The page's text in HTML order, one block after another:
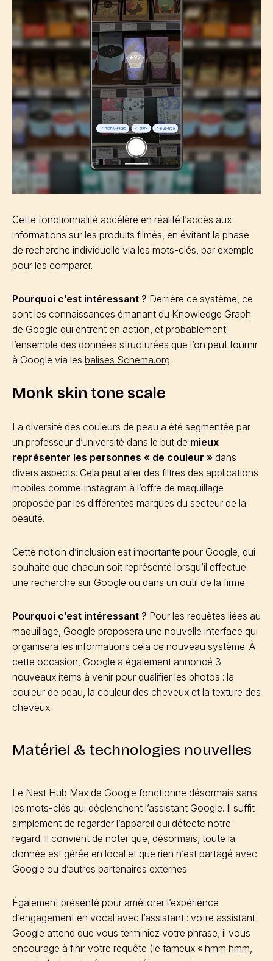
Cette fonctionnalité accélère en réalité l’accès aux
informations sur les produits filmés, en évitant la phase
de recherche individuelle via les mots-clés, par exemple
pour les comparer.
Pourquoi c’est intéressant ? Derrière ce système, ce
sont les connaissances émanant du Knowledge Graph
de Google qui entrent en action, et probablement
l’ensemble des données structurées que l’on peut fournir
à Google via les balises Schema.org.
Monk skin tone scale
La diversité des couleurs de peau a été segmentée par
un professeur d’université dans le but de mieux
représenter les personnes « de couleur » dans
divers aspects. Cela peut aller des filtres des applications
mobiles comme Instagram à l’offre de maquillage
proposée par les différentes marques du secteur de la
beauté.
Cette notion d’inclusion est importante pour Google, qui
souhaite que chacun soit représenté lorsqu’il effectue
une recherche sur Google ou dans un outil de la firme.
Pourquoi c’est intéressant ? Pour les requêtes liées au
maquillage, Google proposera une nouvelle interface qui
organisera les informations cela ce nouveau système. À
cette occasion, Google a également annoncé 3
nouveaux items à venir pour qualifier les photos : la
couleur de peau, la couleur des cheveux et la texture des
cheveux.
Matériel & technologies nouvelles
Le Nest Hub Max de Google fonctionne désormais sans
les mots-clés qui déclenchent l’assistant Google. Il suffit
simplement de regarder l’appareil qui détecte notre
regard. Il convient de noter que, désormais, toute la
donnée est gérée en local et que rien n’est partagé avec
Google ou d’autres partenaires externes.
Également présenté pour améliorer l’expérience
d’engagement en vocal avec l’assistant : votre assistant
Google attend que vous terminiez votre phrase, il vous
encourage à finir votre requête (le fameux « hmm hmm,